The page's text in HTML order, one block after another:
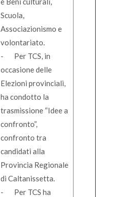
Scuola,
Associazionismo e
volontariato.
- Per TCS, in
occasione delle
Elezioni provinciali,
ha condotto la
trasmissione “Idee a
confronto”,
confronto tra
candidati alla
Provincia Regionale
di Caltanissetta.
- Per TCS ha